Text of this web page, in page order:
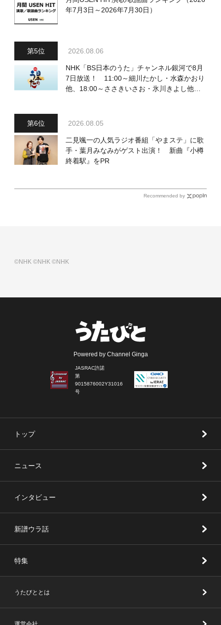
年7月3日～2026年7月30日）
2026.08.06
NHK「BS日本のうた」チャンネル銀河で8月
7日放送！ 11:00～細川たかし・水森かおり
他、18:00～ささきいさお・氷川きよし他登
2026.08.05
二見颯一の人気ラジオ番組「やまステ」に歌
手・葉月みなみがゲスト出演！ 新曲『小樽
終着駅』をPR
Recommended by
©NHK©NHK©NHK
Powered by Channel Ginga
JASRAC許諾
第
9015876002Y31016
号
トップ
ニュース
インタビュー
新譜ウラ話
特集
うたびととは